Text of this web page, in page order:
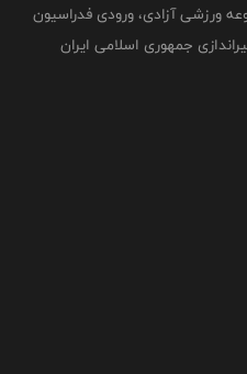
ورزشی آزادی، ورودی فدراسیون
جمهوری اسلامی ایران